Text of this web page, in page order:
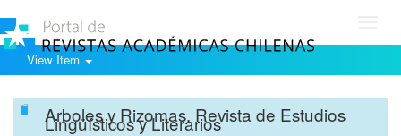
View Item
Arboles y Rizomas. Revista de Estudios
Lingüísticos y Literarios